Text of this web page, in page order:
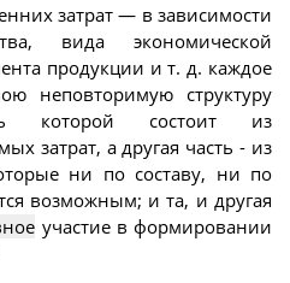
затрат — в зависимости
вида экономической
продукции и т. д. каждое
неповторимую структуру
которой состоит из
затрат, а другая часть - из
ни по составу, ни по
возможным; и та, и другая
участие в формировании